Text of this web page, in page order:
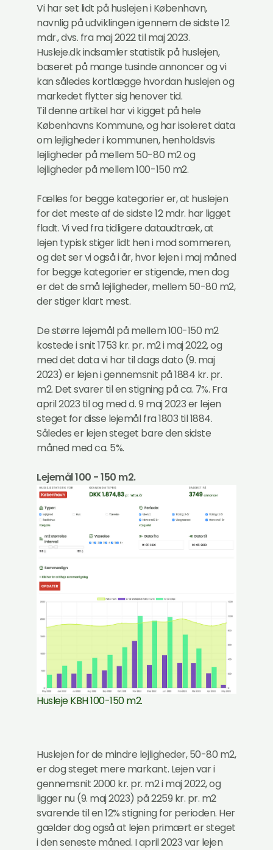
Vi har set lidt på huslejen i København,
navnlig på udviklingen igennem de sidste 12
mdr., dvs. fra maj 2022 til maj 2023.
Husleje.dk indsamler statistik på huslejen,
baseret på mange tusinde annoncer og vi
kan således kortlægge hvordan huslejen og
markedet flytter sig henover tid.
Til denne artikel har vi kigget på hele
Københavns Kommune, og har isoleret data
om lejligheder i kommunen, henholdsvis
lejligheder på mellem 50-80 m2 og
lejligheder på mellem 100-150 m2.
Fælles for begge kategorier er, at huslejen
for det meste af de sidste 12 mdr. har ligget
fladt. Vi ved fra tidligere dataudtræk, at
lejen typisk stiger lidt hen i mod sommeren,
og det ser vi også i år, hvor lejen i maj måned
for begge kategorier er stigende, men dog
er det de små lejligheder, mellem 50-80 m2,
der stiger klart mest.
De større lejemål på mellem 100-150 m2
kostede i snit 1753 kr. pr. m2 i maj 2022, og
med det data vi har til dags dato (9. maj
2023) er lejen i gennemsnit på 1884 kr. pr.
m2. Det svarer til en stigning på ca. 7%. Fra
april 2023 til og med d. 9 maj 2023 er lejen
steget for disse lejemål fra 1803 til 1884.
Således er lejen steget bare den sidste
måned med ca. 5%.
Lejemål 100 - 150 m2.
Husleje KBH 100-150 m2.
Huslejen for de mindre lejligheder, 50-80 m2,
er dog steget mere markant. Lejen var i
gennemsnit 2000 kr. pr. m2 i maj 2022, og
ligger nu (9. maj 2023) på 2259 kr. pr. m2
svarende til en 12% stigning for perioden. Her
gælder dog også at lejen primært er steget
i den seneste måned. I april 2023 var lejen